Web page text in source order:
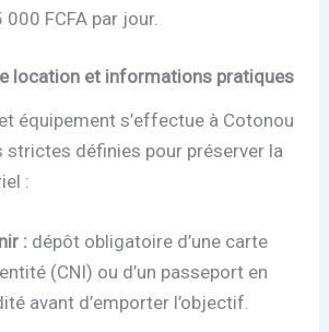
000 FCFA par jour.
location et informations pratiques
équipement s’effectue à Cotonou
strictes définies pour préserver la
:
: dépôt obligatoire d’une carte
(CNI) ou d’un passeport en
avant d’emporter l’objectif.